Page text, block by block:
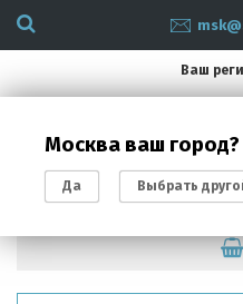
Ваш
Москва ваш город?
Да Выбрать
Санкт-Петербург
(812) 200 87 93